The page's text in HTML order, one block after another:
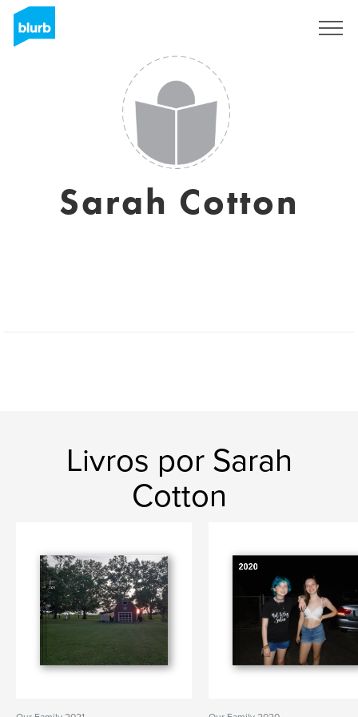
Sarah Cotton
Livros por Sarah
Cotton